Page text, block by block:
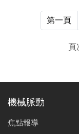
徑調教關鍵的插
證本文所提出的
第一頁
頁
機械脈動
焦點報導